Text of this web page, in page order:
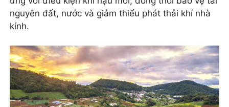
nguyên đất, nước và giảm thiểu phát thải khí nhà
kính.